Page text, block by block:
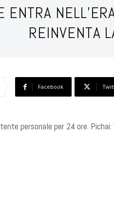
ENTRA
REINVENTA
Facebook
personale per 24 ore.